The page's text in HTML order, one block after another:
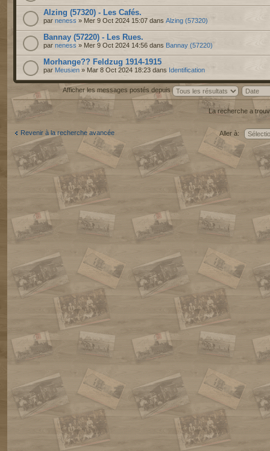
Alzing (57320) - Les Cafés.
par neness » Mer 9 Oct 2024 15:07 dans Alzing (57320)
Bannay (57220) - Les Rues.
par neness » Mer 9 Oct 2024 14:56 dans Bannay (57220)
Morhange?? Feldzug 1914-1915
par Meusien » Mar 8 Oct 2024 18:23 dans Identification
Afficher les messages postés depuis
La recherche a
Revenir à la recherche avancée Aller à: